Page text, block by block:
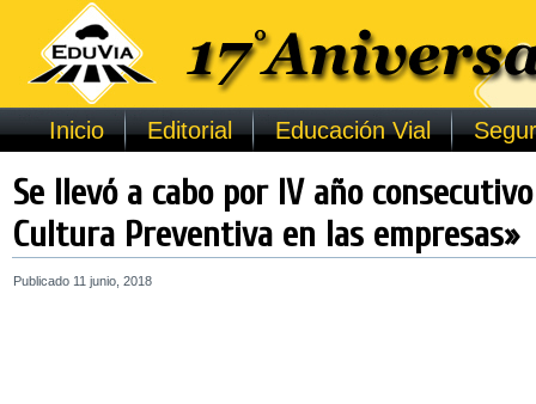
Inicio Editorial Educación Vial
Se llevó a cabo por IV año consecutivo
Cultura Preventiva en las empresas»
Publicado 11 junio, 2018